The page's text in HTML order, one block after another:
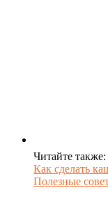
Читайте также:
Как сделать
Полезные